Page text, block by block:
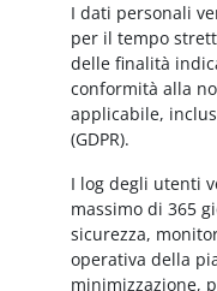
I dati personali
per il tempo
delle finalità
conformità alla
applicabile,
(GDPR).
I log degli utenti
massimo di 365
sicurezza,
operativa della
minimizzazione,